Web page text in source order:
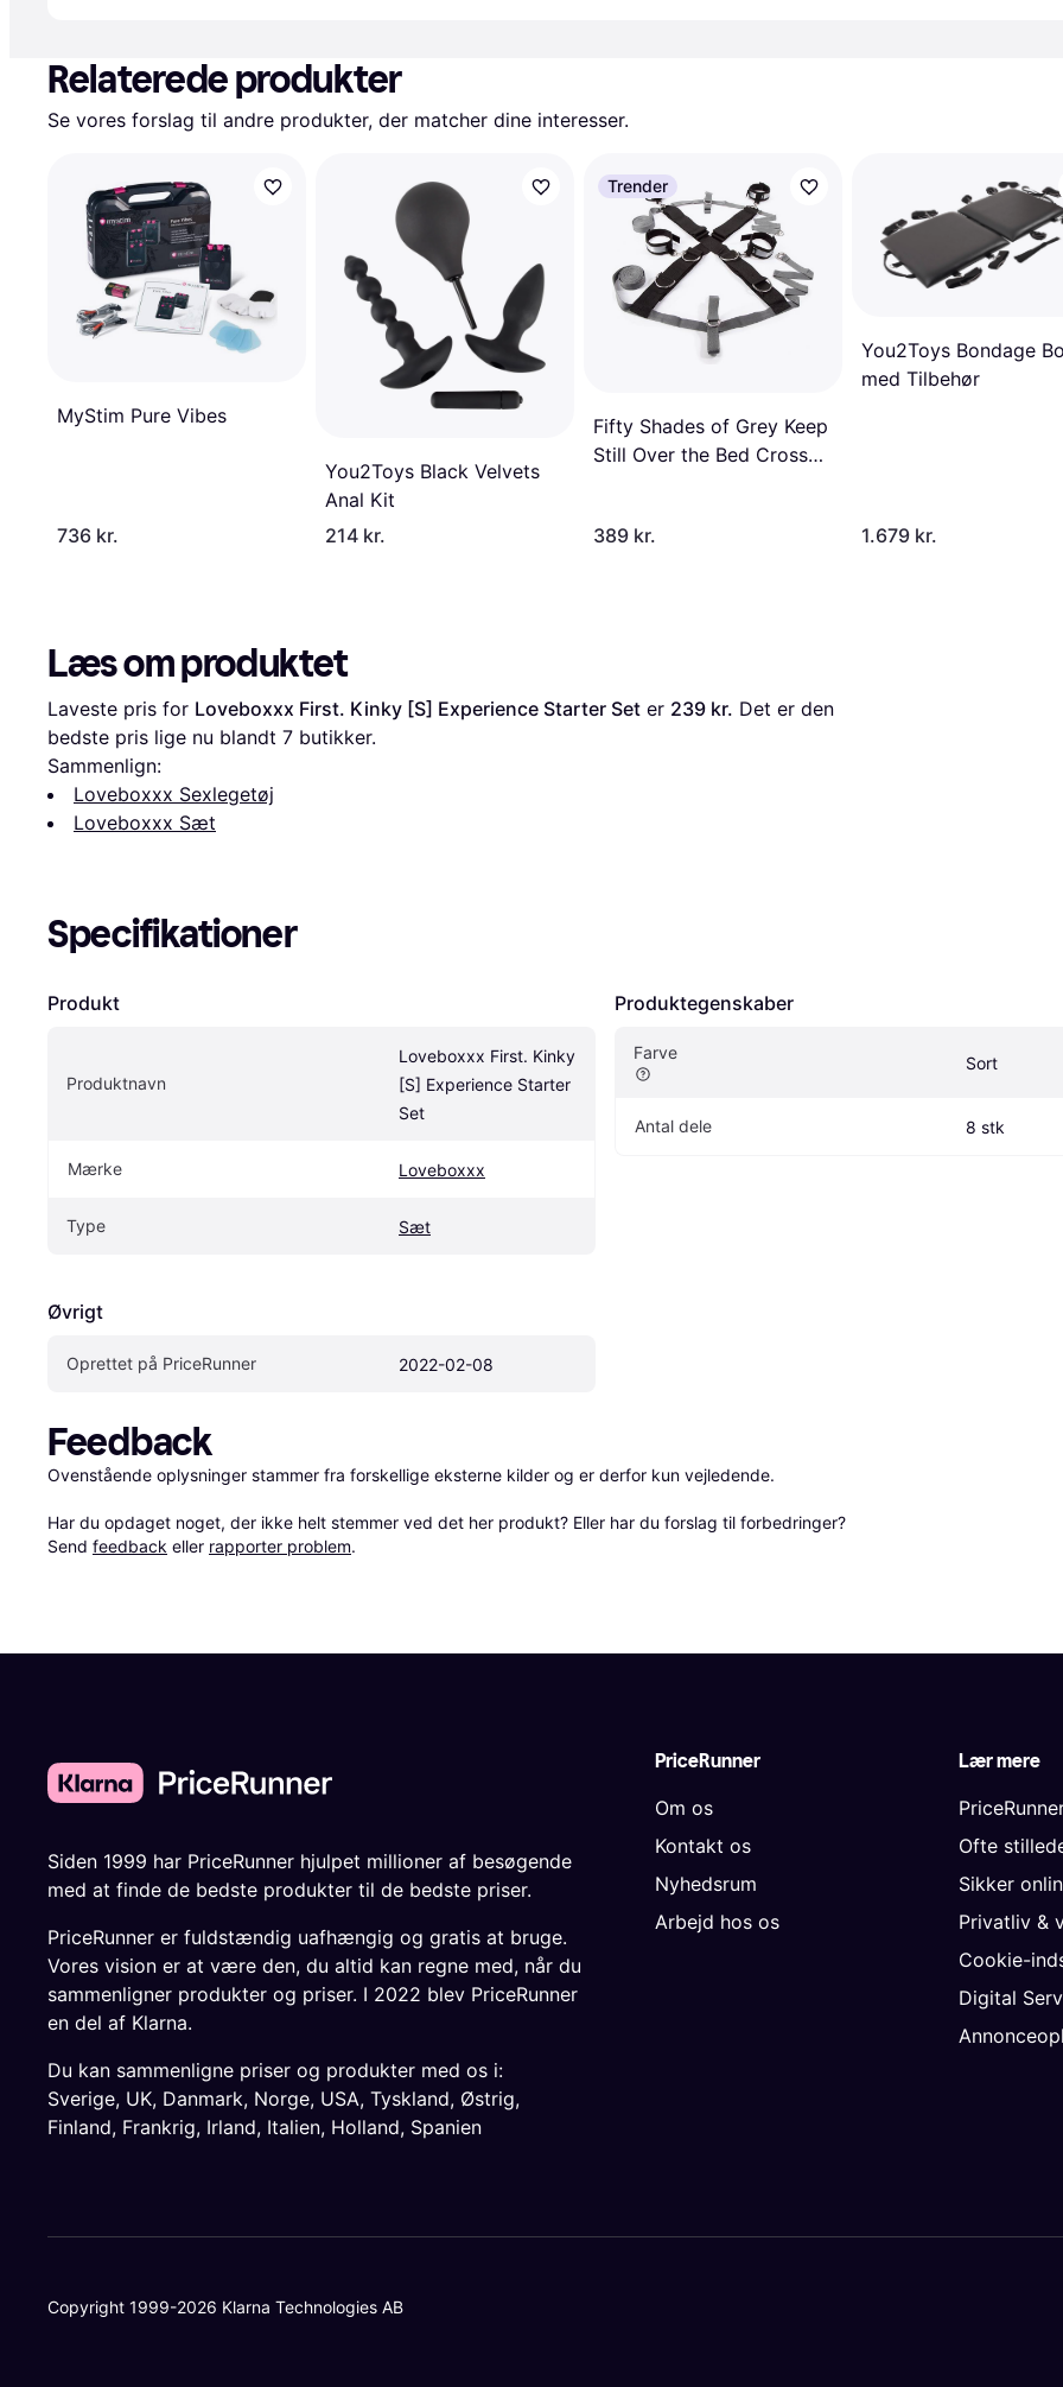
Relaterede produkter
Se vores forslag til andre produkter, der matcher dine interesser.
MyStim Pure Vibes
736 kr.
You2Toys Black Velvets
Anal Kit
214 kr.
Trender
Fifty Shades of Grey Keep
Still Over the Bed Cross
389 kr.
You2Toys Bondage
med Tilbehør
1.679 kr.
Læs om produktet
Laveste pris for Loveboxxx First. Kinky [S] Experience Starter Set er 239 kr. Det er den
bedste pris lige nu blandt 7 butikker.
Sammenlign:
Loveboxxx Sexlegetøj
Loveboxxx Sæt
Specifikationer
Produkt
Produktnavn
Loveboxxx First. Kinky
[S] Experience Starter
Set
Mærke Loveboxxx
Type Sæt
Øvrigt
Oprettet på PriceRunner 2022-02-08
Produktegenskaber
Farve
Sort
Antal dele 8 stk
Feedback
Ovenstående oplysninger stammer fra forskellige eksterne kilder og er derfor kun vejledende.
Har du opdaget noget, der ikke helt stemmer ved det her produkt? Eller har du forslag til forbedringer?
Send feedback eller rapporter problem.
PriceRunner
Om os
Kontakt os
Nyhedsrum
Arbejd hos os
Lær mere
Ofte
Sikker
Privatliv &
Cookie-
Digital
Siden 1999 har PriceRunner hjulpet millioner af besøgende
med at finde de bedste produkter til de bedste priser.
PriceRunner er fuldstændig uafhængig og gratis at bruge.
Vores vision er at være den, du altid kan regne med, når du
sammenligner produkter og priser. I 2022 blev PriceRunner
en del af Klarna.
Du kan sammenligne priser og produkter med os i:
Sverige, UK, Danmark, Norge, USA, Tyskland, Østrig,
Finland, Frankrig, Irland, Italien, Holland, Spanien
Copyright 1999-2026 Klarna Technologies AB